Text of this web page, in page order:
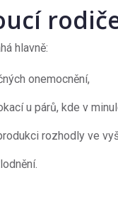
hlavně:
onemocnění,
u párů, kde v
rozhodly ve